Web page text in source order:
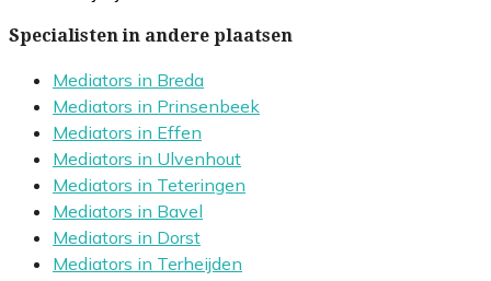
Specialisten in andere plaatsen
Mediators in Breda
Mediators in Prinsenbeek
Mediators in Effen
Mediators in Ulvenhout
Mediators in Teteringen
Mediators in Bavel
Mediators in Dorst
Mediators in Terheijden